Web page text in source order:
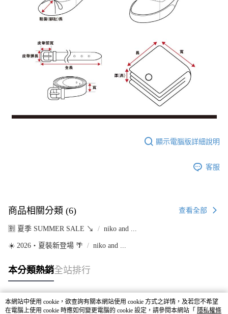
顯示電腦版詳細說明
客服
商品相關分類 (6) 查看全部
🈹 夏季 SUMMER SALE ↘️ niko and ...
☀️ 2026・夏裝新登場 🌴 niko and ...
本分類熱銷全站排行
熱門標籤
本網站中使用 cookie，欲查詢有關本網站使用 cookie 方式之詳情，及若您不希望
在電腦上使用 cookie 時應如何變更電腦的 cookie 設定，請參閱本網站「 隱私權條